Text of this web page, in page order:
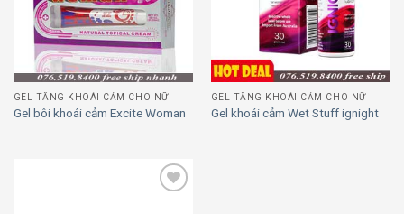
GEL TĂNG KHOÁI CẢM CHO NỮ
Gel bôi khoái cảm Excite Woman
GEL TĂNG KHOÁI CẢM CHO NỮ
Gel khoái cảm Wet Stuff ignight